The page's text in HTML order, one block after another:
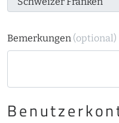
Bemerkungen (optional)